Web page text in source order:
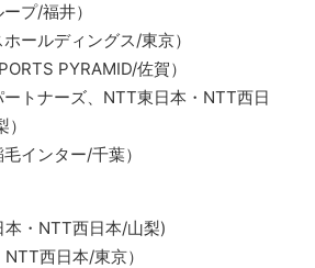
プ/福井）
ールディングス/東京）
PYRAMID/佐賀）
トナーズ、NTT東日本・NTT西日
インター/千葉）
・NTT西日本/山梨)
西日本/東京）